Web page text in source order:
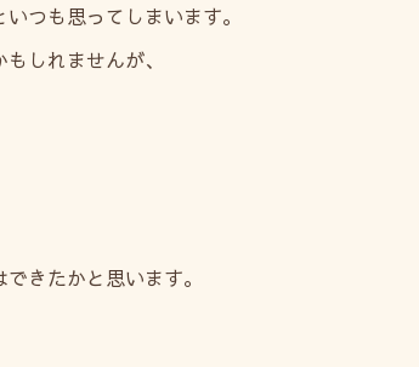
つも思ってしまいます。
しれませんが、
きたかと思います。